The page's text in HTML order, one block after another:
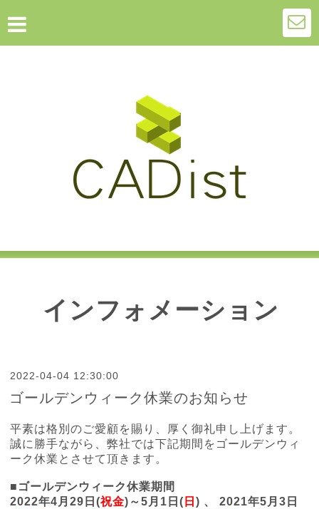
インフォメーション
2022-04-04 12:30:00
ゴールデンウィーク休業のお知らせ
平素は格別のご愛顧を賜り、厚く御礼申し上げます。
誠に勝手ながら、弊社では下記期間をゴールデンウィ
ーク休業とさせて頂きます。
■ゴールデンウィーク休業期間
2022年4 月29日(祝金)～5月1日( 日) 、
2021年5月3日